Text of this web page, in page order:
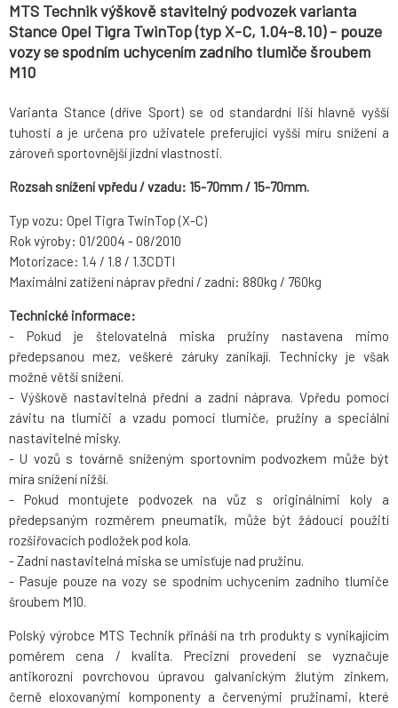
MTS Technik výškově stavitelný podvozek varianta
Stance Opel Tigra TwinTop (typ X-C, 1.04-8.10) - pouze
vozy se spodním uchycením zadního tlumiče šroubem
M10
Varianta Stance (dříve Sport) se od standardní liší hlavně vyšší
tuhostí a je určena pro uživatele preferující vyšší míru snížení a
zároveň sportovnější jízdní vlastnosti.
Rozsah snížení vpředu / vzadu: 15-70mm / 15-70mm.
Typ vozu: Opel Tigra TwinTop (X-C)
Rok výroby: 01/2004 - 08/2010
Motorizace: 1.4 / 1.8 / 1.3CDTI
Maximální zatížení náprav přední / zadní: 880kg / 760kg
Technické informace:
- Pokud je štelovatelná miska pružiny nastavena mimo
předepsanou mez, veškeré záruky zanikají. Technicky je však
možné větší snížení.
- Výškově nastavitelná přední a zadní náprava. Vpředu pomocí
závitu na tlumiči a vzadu pomocí tlumiče, pružiny a speciální
nastavitelné misky.
- U vozů s továrně sníženým sportovním podvozkem může být
míra snížení nižší.
- Pokud montujete podvozek na vůz s originálními koly a
předepsaným rozměrem pneumatik, může být žádoucí použití
rozšiřovacích podložek pod kola.
- Zadní nastavitelná miska se umisťuje nad pružinu.
- Pasuje pouze na vozy se spodním uchycením zadního tlumiče
šroubem M10.
Polský výrobce MTS Technik přináší na trh produkty s vynikajícím
poměrem cena / kvalita. Precizní provedení se vyznačuje
antikorozní povrchovou úpravou galvanickým žlutým zinkem,
černě eloxovanými komponenty a červenými pružinami, které